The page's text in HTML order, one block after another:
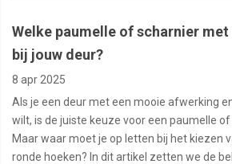
Welke paumelle of scharnier
bij jouw deur?
8 apr 2025
Als je een deur met een mooie afwerking
wilt, is de juiste keuze voor een paumelle of
Maar waar moet je op letten bij het kiezen
ronde hoeken? In dit artikel zetten we de